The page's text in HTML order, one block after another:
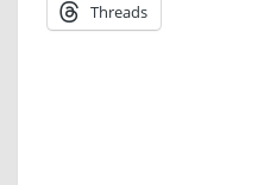
Threads